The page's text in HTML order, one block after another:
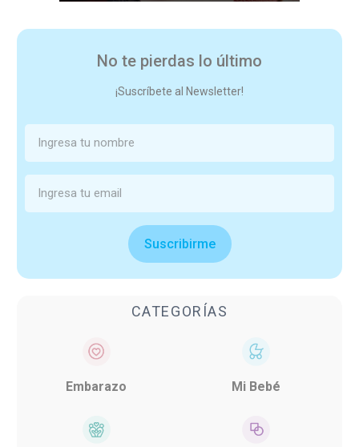
No te pierdas lo último
¡Suscríbete al Newsletter!
Suscribirme
CATEGORÍAS
Embarazo Mi Bebé